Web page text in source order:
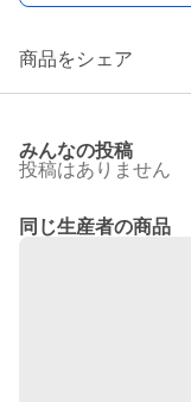
商品をシェア
みんなの投稿
投稿はありません
同じ生産者の商品